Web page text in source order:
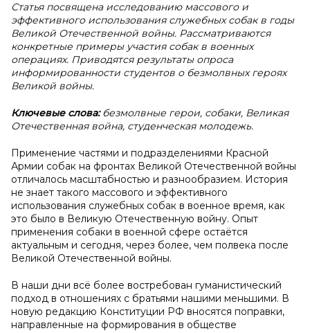
Статья посвящена исследованию массового и
эффективного использования служебных собак в годы
Великой Отечественной войны. Рассматриваются
конкретные примеры участия собак в военных
операциях. Приводятся результаты опроса
информированности студентов о безмолвных героях
Великой войны.
Ключевые слова:безмолвные герои, собаки, Великая
Отечественная война, студенческая молодежь.
Применение частями и подразделениями Красной
Армии собак на фронтах Великой Отечественной войны
отличалось масштабностью и разнообразием. История
не знает такого массового и эффективного
использования служебных собак в военное время, как
это было в Великую Отечественную войну. Опыт
применения собаки в военной сфере остаётся
актуальным и сегодня, через более, чем полвека после
Великой Отечественной войны.
В наши дни всё более востребован гуманистический
подход в отношениях с братьями нашими меньшими. В
новую редакцию Конституции РФ вносятся поправки,
направленные на формирования в обществе